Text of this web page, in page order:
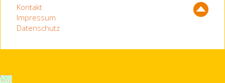
Kontakt
Impressum
Datenschutz